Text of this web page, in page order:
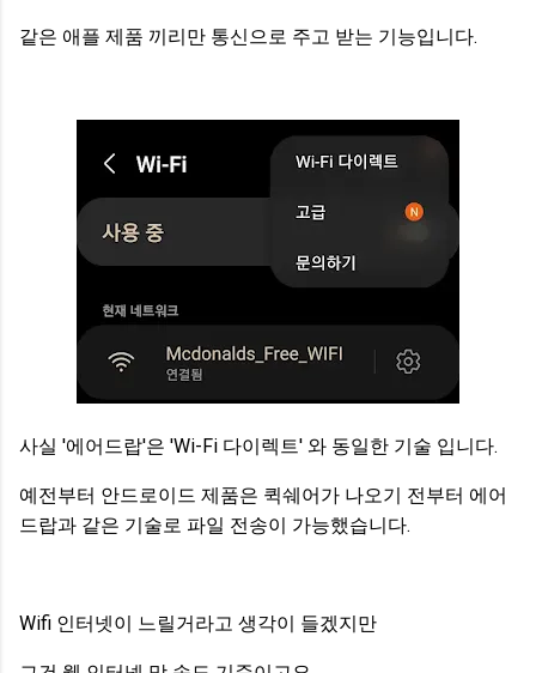
같은 애플 제품 끼리만 통신으로 주고 받는 기능입니다.
사실 '에어드랍'은 'Wi-Fi 다이렉트' 와 동일한 기술 입니다.
예전부터 안드로이드 제품은 퀵쉐어가 나오기 전부터 에어
드랍과 같은 기술로 파일 전송이 가능했습니다.
Wifi 인터넷이 느릴거라고 생각이 들겠지만